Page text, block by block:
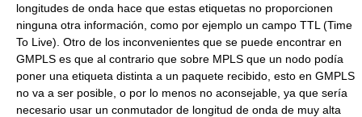
longitudes de onda hace que estas etiquetas no proporcionen
ninguna otra información, como por ejemplo un campo TTL (Time
To Live). Otro de los inconvenientes que se puede encontrar en
GMPLS es que al contrario que sobre MPLS que un nodo podía
poner una etiqueta distinta a un paquete recibido, esto en GMPLS
no va a ser posible, o por lo menos no aconsejable, ya que sería
necesario usar un conmutador de longitud de onda de muy alta